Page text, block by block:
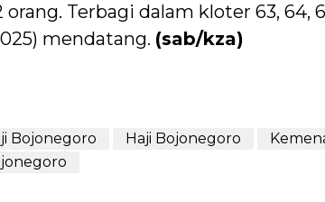
orang. Terbagi dalam kloter 63, 64,
mendatang. (sab/kza)
Bojonegoro Haji Bojonegoro